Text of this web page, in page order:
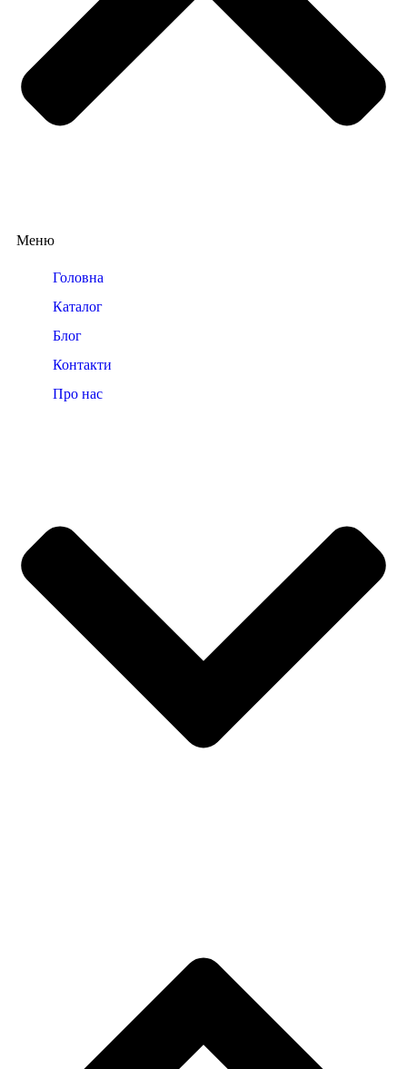
Меню
Головна
Каталог
Блог
Контакти
Про нас